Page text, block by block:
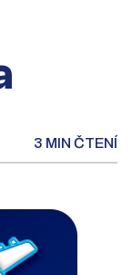
3 MIN ČTENÍ